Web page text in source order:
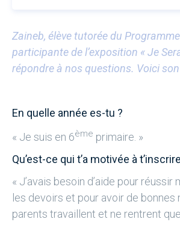
Zaineb, élève tutorée du
participante de l’exposition « Je
répondre à nos questions. Voici
En quelle année es-tu ?
« Je suis en 6ème primaire. »
Qu’est-ce qui t’a motivée à
« J’avais besoin d’aide pour réussir
les devoirs et pour avoir de bonnes
parents travaillent et ne rentrent